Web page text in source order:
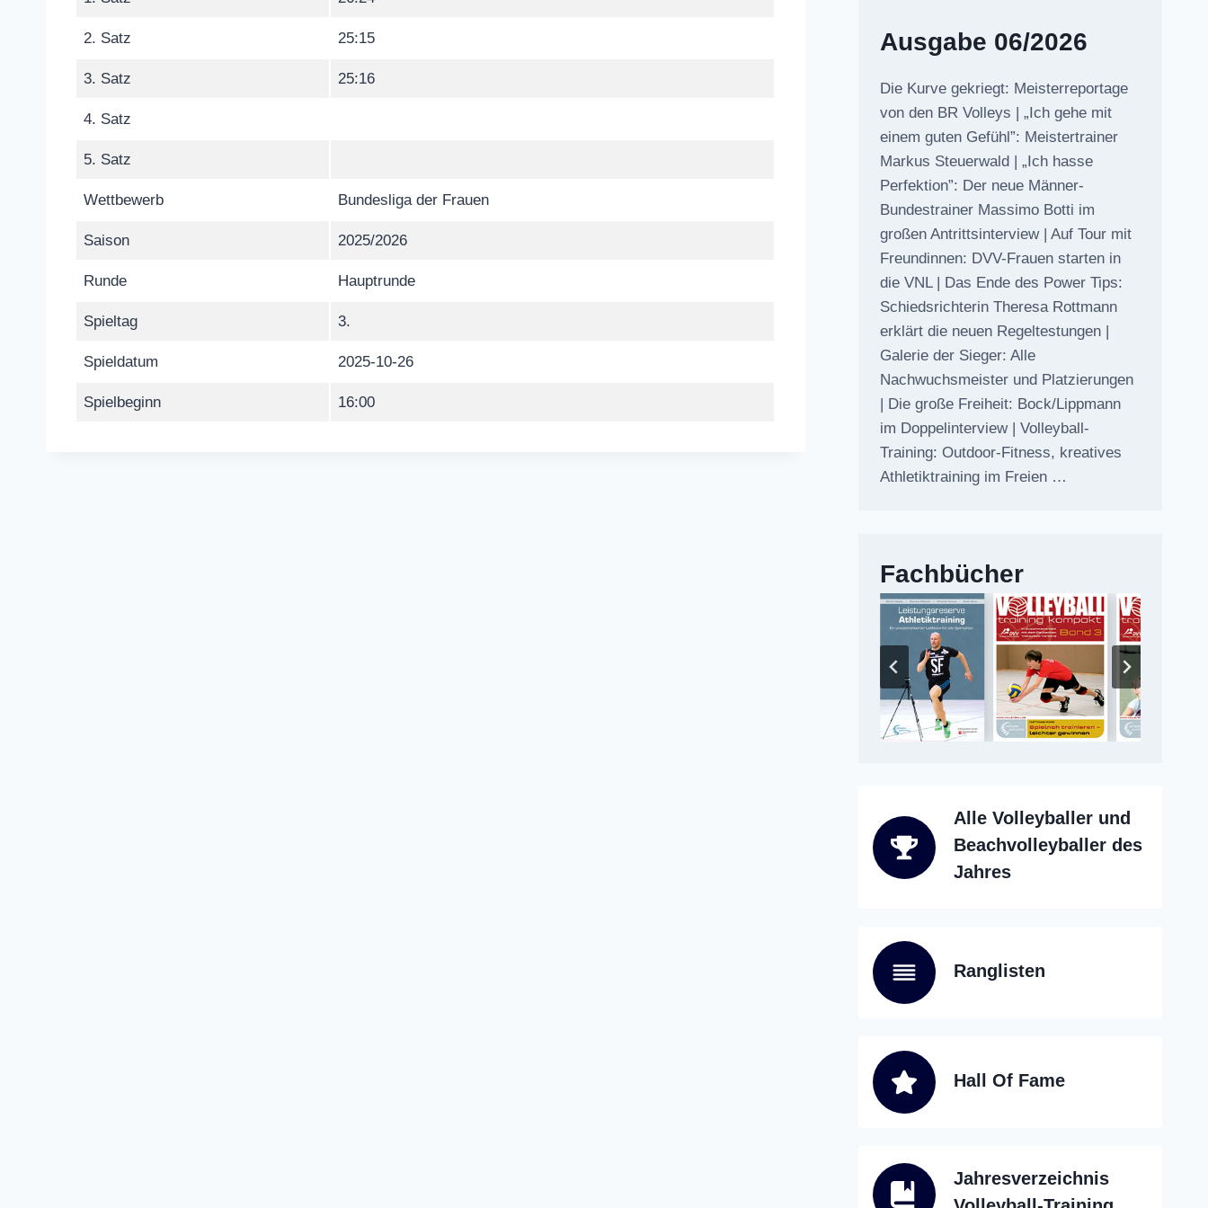
2. Satz 25:15
3. Satz 25:16
4. Satz
5. Satz
Wettbewerb Bundesliga der Frauen
Saison 2025/2026
Runde Hauptrunde
Spieltag 3.
Spieldatum 2025-10-26
Spielbeginn 16:00
Ausgabe 06/2026
Die Kurve gekriegt: Meisterreportage
von den BR Volleys | „Ich gehe mit
einem guten Gefühl”: Meistertrainer
Markus Steuerwald | „Ich hasse
Perfektion”: Der neue Männer-
Bundestrainer Massimo Botti im
großen Antrittsinterview | Auf Tour mit
Freundinnen: DVV-Frauen starten in
die VNL | Das Ende des Power Tips:
Schiedsrichterin Theresa Rottmann
erklärt die neuen Regeltestungen |
Galerie der Sieger: Alle
Nachwuchsmeister und Platzierungen
| Die große Freiheit: Bock/Lippmann
im Doppelinterview | Volleyball-
Training: Outdoor-Fitness, kreatives
Athletiktraining im Freien …
Fachbücher
Alle Volleyballer und
Beachvolleyballer des
Jahres
Ranglisten
Hall Of Fame
Jahresverzeichnis